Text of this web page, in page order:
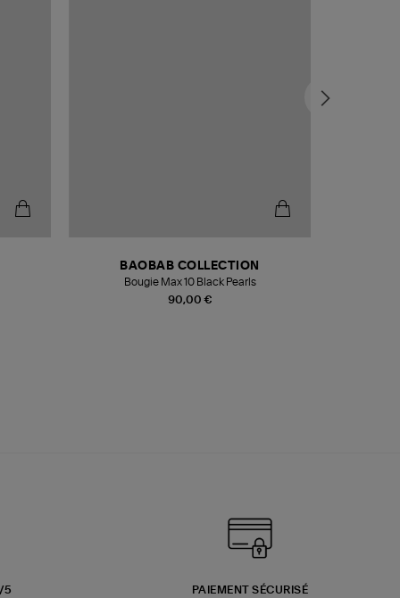
90,00 €
BAOBAB COLLECTION
Bougie Max 10 Black Pearls
5
PAIEMENT SÉCURISÉ